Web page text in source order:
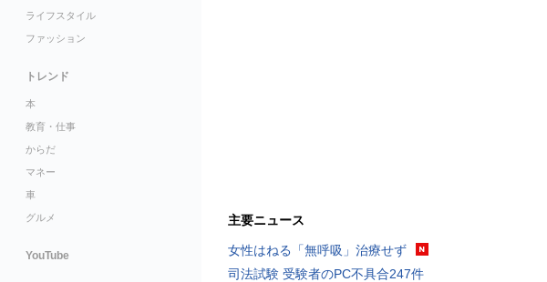
主要ニュース
女性はねる「無呼吸」治療せず
司法試験 受験者のPC不具合247件
ライフスタイル
ファッション
トレンド
本
教育・仕事
からだ
マネー
車
グルメ
YouTube